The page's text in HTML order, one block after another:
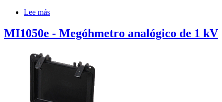
Lee más
Megóhmetro
de
1
MI1050e - Megóhmetro analógico de 1 kV